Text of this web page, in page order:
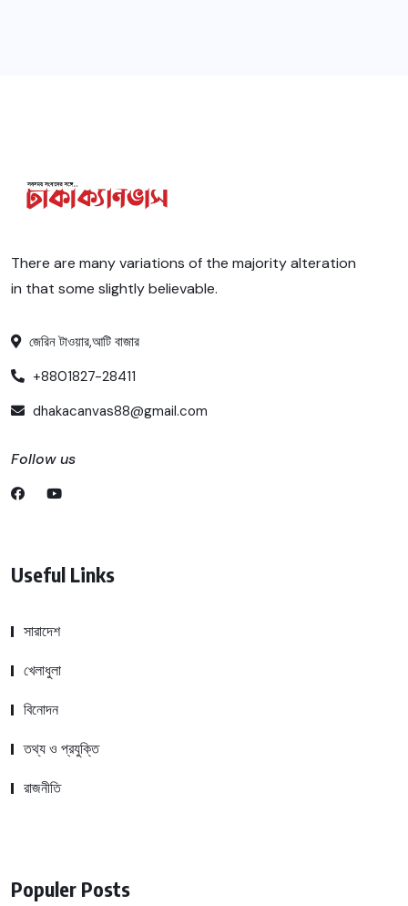
There are many variations of the majority alteration
in that some slightly believable.
জেরিন টাওয়ার,আটি বাজার
+8801827-28411
dhakacanvas88@gmail.com
Follow us
Useful Links
সারাদেশ
খেলাধুলা
বিনোদন
তথ্য ও প্রযুক্তি
রাজনীতি
Populer Posts